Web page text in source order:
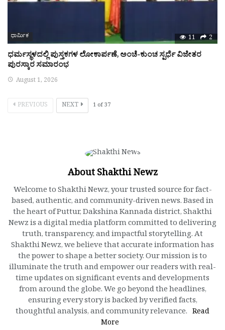
ಧಾರ್ಮಿಕ 11 2
ಧರ್ಮಸ್ಥಳದಲ್ಲಿ ಪುಸ್ತಕಗಳ ಲೋಕಾರ್ಪಣೆ, ಅಂಚೆ-ಕುಂಚ ಸ್ಪರ್ಧೆ ವಿಜೇತರ
ಪುರಸ್ಕಾರ ಸಮಾರಂಭ
August 1, 2026
PREVIOUS NEXT 1 of37
About Shakthi Newz
Welcome to Shakthi Newz, your trusted source for fact-
based, authentic, and community-driven news. Based in
the heart of Puttur, Dakshina Kannada district, Shakthi
Newz is a digital media platform committed to delivering
truth, transparency, and impactful storytelling. At
Shakthi Newz, we believe that accurate information has
the power to shape a better society. Our mission is to
illuminate the truth and empower our readers with real-
time updates on significant events and developments
from around the globe. We go beyond the headlines,
ensuring every story is backed by verified facts,
thoughtful analysis, and community relevance. Read
More